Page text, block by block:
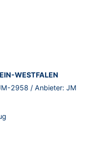
WESTFALEN
2958 / Anbieter: JM